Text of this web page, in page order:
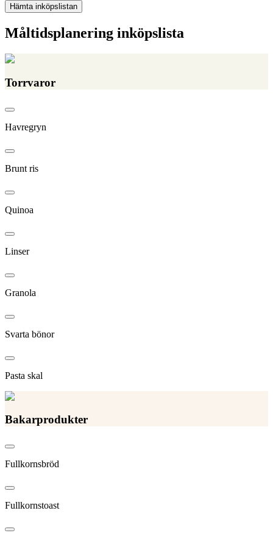
Hämta inköpslistan
Måltidsplanering inköpslista
Torrvaror
Havregryn
Brunt ris
Quinoa
Linser
Granola
Svarta bönor
Pasta skal
Bakarprodukter
Fullkornsbröd
Fullkornstoast